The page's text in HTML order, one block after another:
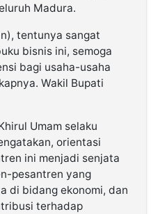
Madura.
tentunya sangat
bisnis ini, semoga
bagi usaha-usaha
Wakil Bupati
Umam selaku
orientasi
ini menjadi senjata
pesantren yang
di bidang ekonomi, dan
terhadap